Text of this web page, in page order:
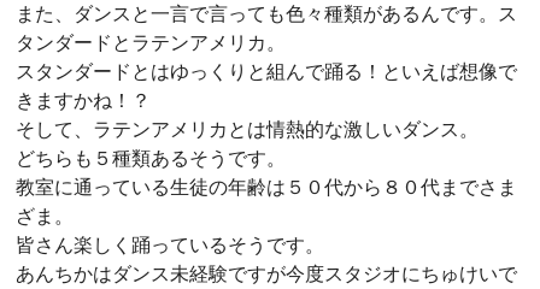
また、ダンスと一言で言っても色々種類があるんです。ス
タンダードとラテンアメリカ。
スタンダードとはゆっくりと組んで踊る！といえば想像で
きますかね！？
そして、ラテンアメリカとは情熱的な激しいダンス。
どちらも５種類あるそうです。
教室に通っている生徒の年齢は５０代から８０代までさま
ざま。
皆さん楽しく踊っているそうです。
あんちかはダンス未経験ですが今度スタジオにちゅけいで